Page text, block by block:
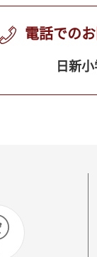
電話での
日新